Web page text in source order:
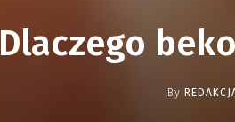
Dlaczego
By